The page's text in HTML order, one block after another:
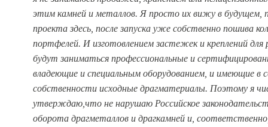
этим камней и металлов. Я просто их вижу в будущем,
проекта здесь, после запуска уже собственно пошива
портфелей. И изготовлением застежек и креплений для
будут заниматься профессиональные и
владеющие и специальным оборудованием, и имеющие в
собственности исходные драгматериалы. Поэтому я
утверждаю,что не нарушаю Российское
оборота драгметаллов и драгкамней и,